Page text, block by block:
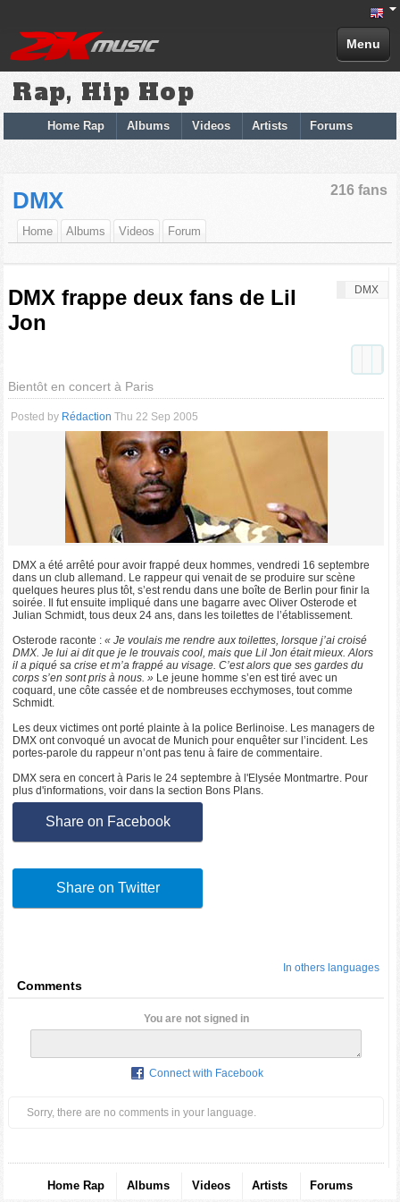
Menu
Rap, Hip Hop
Home Rap Albums Videos Artists Forums
216 fans
DMX
Home Albums Videos Forum
DMX
DMX frappe deux fans de Lil
Jon
Bientôt en concert à Paris
Posted by Rédaction Thu 22 Sep 2005
DMX a été arrêté pour avoir frappé deux hommes, vendredi 16 septembre
dans un club allemand. Le rappeur qui venait de se produire sur scène
quelques heures plus tôt, s’est rendu dans une boîte de Berlin pour finir la
soirée. Il fut ensuite impliqué dans une bagarre avec Oliver Osterode et
Julian Schmidt, tous deux 24 ans, dans les toilettes de l’établissement.
Osterode raconte :« Je voulais me rendre aux toilettes, lorsque j’ai croisé
DMX. Je lui ai dit que je le trouvais cool, mais que Lil Jon était mieux. Alors
il a piqué sa crise et m’a frappé au visage. C’est alors que ses gardes du
corps s’en sont pris à nous. » Le jeune homme s’en est tiré avec un
coquard, une côte cassée et de nombreuses ecchymoses, tout comme
Schmidt.
Les deux victimes ont porté plainte à la police Berlinoise. Les managers de
DMX ont convoqué un avocat de Munich pour enquêter sur l’incident. Les
portes-parole du rappeur n’ont pas tenu à faire de commentaire.
DMX sera en concert à Paris le 24 septembre à l'Elysée Montmartre. Pour
plus d'informations, voir dans la section Bons Plans.
Share on Facebook
Share on Twitter
In others languages
Comments
You are not signed in
Connect with Facebook
Sorry, there are no comments in your language.
Home Rap Albums Videos Artists Forums